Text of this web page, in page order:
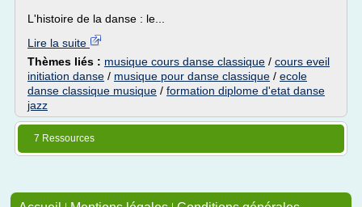
L'histoire de la danse : le...
Lire la suite
Thèmes liés : musique cours danse classique / cours eveil
initiation danse / musique pour danse classique / ecole
danse classique musique / formation diplome d'etat danse
jazz
7 Ressources